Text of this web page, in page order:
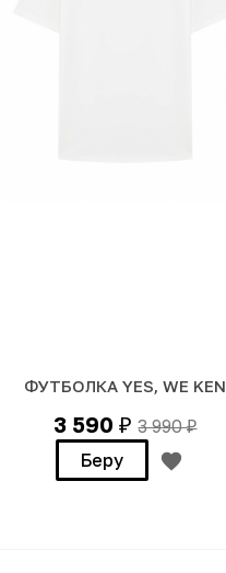
ФУТБОЛКА YES, WE KEN
3 590₽ 3 990₽
Беру